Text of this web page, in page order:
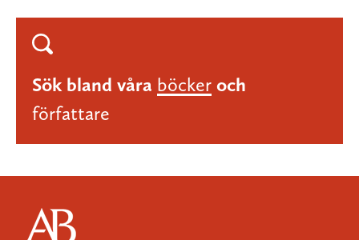
Sök bland våra böcker och
författare